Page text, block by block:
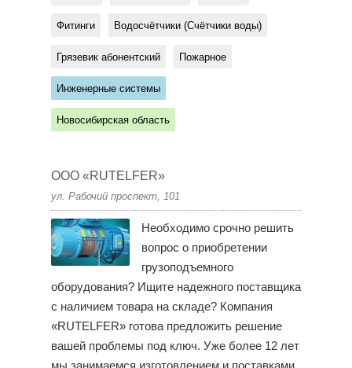
Фитинги Водосчётчики (Счётчики воды)
Грязевик абонентский Пожарное
Инженерные системы
Новосибирская область
ООО «RUTELFER»
ул. Рабочий проспект, 101
Необходимо срочно решить
вопрос о приобретении
грузоподъемного
оборудования? Ищите надежного поставщика
с наличием товара на складе? Компания
«RUTELFER» готова предложить решение
вашей проблемы под ключ. Уже более 12 лет